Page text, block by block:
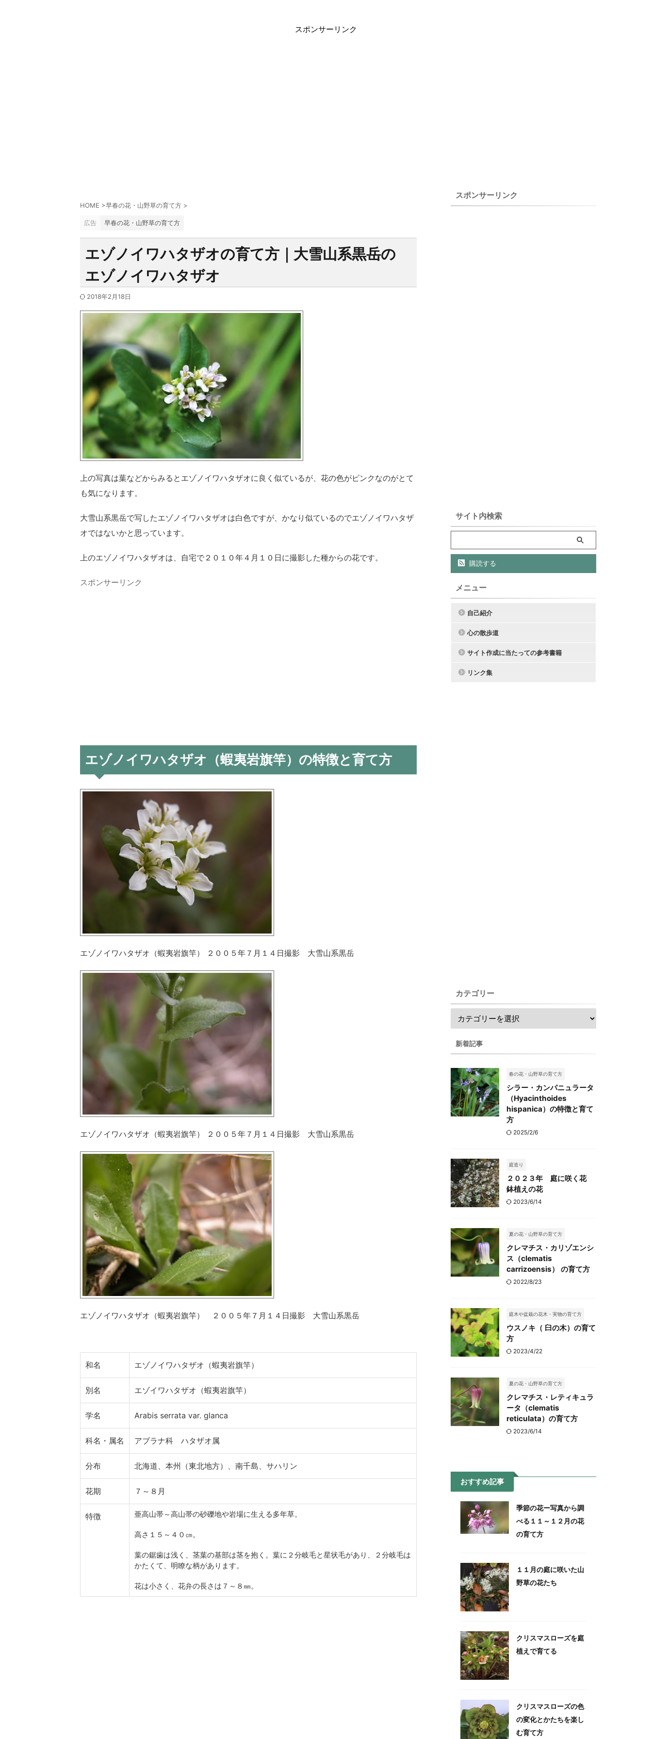
スポンサーリンク
HOME >早春の花・山野草の育て方 >
広告 早春の花・山野草の育て方
エゾノイワハタザオの育て方｜大雪山系黒岳の
エゾノイワハタザオ
2018年2月18日
上の写真は葉などからみるとエゾノイワハタザオに良く似ているが、花の色がピンクなのがとて
も気になります。
大雪山系黒岳で写したエゾノイワハタザオは白色ですが、かなり似ているのでエゾノイワハタザ
オではないかと思っています。
上のエゾノイワハタザオは、自宅で２０１０年４月１０日に撮影した種からの花です。
スポンサーリンク
エゾノイワハタザオ（蝦夷岩旗竿）の特徴と育て方
エゾノイワハタザオ（蝦夷岩旗竿） ２００５年７月１４日撮影 大雪山系黒岳
エゾノイワハタザオ（蝦夷岩旗竿） ２００５年７月１４日撮影 大雪山系黒岳
エゾノイワハタザオ（蝦夷岩旗竿） ２００５年７月１４日撮影 大雪山系黒岳
和名 エゾノイワハタザオ（蝦夷岩旗竿）
別名 エゾイワハタザオ（蝦夷岩旗竿）
学名 Arabis serrata var. glanca
科名・属名 アブラナ科 ハタザオ属
分布 北海道、本州（東北地方）、南千島、サハリン
花期 ７～８月
特徴 亜高山帯～高山帯の砂礫地や岩場に生える多年草。
高さ１５～４０㎝。
葉の鋸歯は浅く、茎葉の基部は茎を抱く。葉に２分岐毛と星状毛があり、２分岐毛は
かたくて、明瞭な柄があります。
花は小さく、花弁の長さは７～８㎜。
スポンサーリンク
サイト内検索
購読する
メニュー
自己紹介
心の散歩道
サイト作成に当たっての参考書籍
リンク集
カテゴリー
新着記事
春の花・山野草の育て方
シラー・カンパニュラータ
（Hyacinthoides
hispanica）の特徴と育て
方
2025/2/6
庭造り
２０２３年 庭に咲く花
鉢植えの花
2023/6/14
夏の花・山野草の育て方
クレマチス・カリゾエンシ
ス（clematis
carrizoensis） の育て方
2022/8/23
庭木や盆栽の花木・実物の育て方
ウスノキ（ 臼の木）の育て
方
2023/4/22
夏の花・山野草の育て方
クレマチス・レティキュラ
ータ（clematis
reticulata）の育て方
2023/6/14
おすすめ記事
季節の花ー写真から調
べる１１～１２月の花
の育て方
１１月の庭に咲いた山
野草の花たち
クリスマスローズを庭
植えで育てる
クリスマスローズの色
の変化とかたちを楽し
む育て方